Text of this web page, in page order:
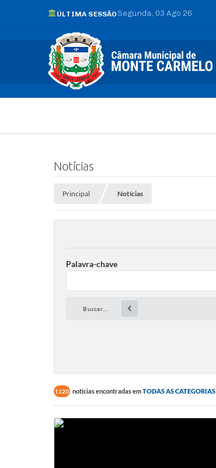
ÚLTIMA SESSÃO Segunda 03 Ago 26
Notícias
Principal Notícias
Palavra-chave
Buscar...
1120 notícias encontradas emTODAS AS CATEGORIAS